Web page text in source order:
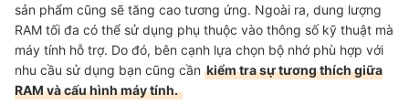
sản phẩm cũng sẽ tăng cao tương ứng. Ngoài ra, dung lượng
RAM tối đa có thể sử dụng phụ thuộc vào thông số kỹ thuật mà
máy tính hỗ trợ. Do đó, bên cạnh lựa chọn bộ nhớ phù hợp với
nhu cầu sử dụng bạn cũng cần kiểm tra sự tương thích giữa
RAM và cấu hình máy tính.